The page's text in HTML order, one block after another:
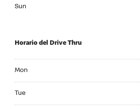
Sun
Horario del Drive Thru
Mon
Tue